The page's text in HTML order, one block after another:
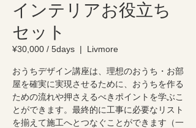
インテリアお役立ち
セット
¥30,000 / 5days
  |
Livmore
おうちデザイン講座は、理想のおうち・お部
屋を確実に実現させるために、おうちを作る
ための流れや押さえるべきポイントを学ぶこ
とができます。最終的に工事に必要なリスト
を揃えて施工へとつなぐことができます（一